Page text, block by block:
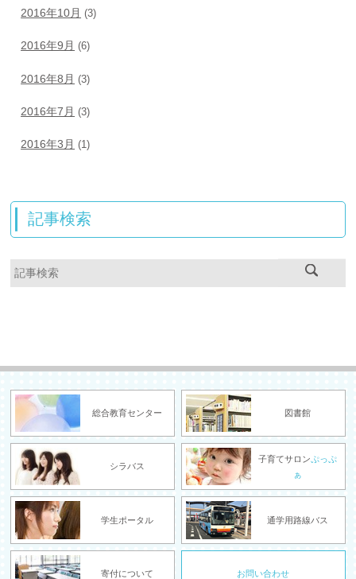
2016年10月 (3)
2016年9月 (6)
2016年8月 (3)
2016年7月 (3)
2016年3月 (1)
記事検索
総合教育センター 図書館
シラバス
子育てサロンぷっぷ
ぁ
学生ポータル 通学用路線バス
寄付について お問い合わせ